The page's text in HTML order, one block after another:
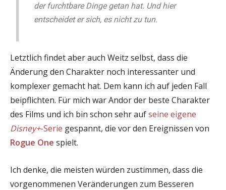
der furchtbare Dinge getan hat. Und hier
entscheidet er sich, es nicht zu tun.
Letztlich findet aber auch Weitz selbst, dass die
Änderung den Charakter noch interessanter und
komplexer gemacht hat. Dem kann ich auf jeden Fall
beipflichten. Für mich war Andor der beste Charakter
des Films und ich bin schon sehr aufseine eigene
Disney+-Serie gespannt, die vor den Ereignissen von
Rogue One spielt.
Ich denke, die meisten würden zustimmen, dass die
vorgenommenen Veränderungen zum Besseren